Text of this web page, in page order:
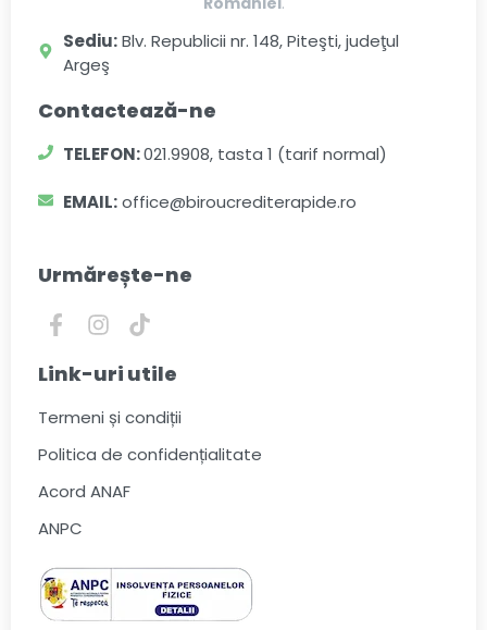
Sediu:Blv. Republicii nr. 148, Piteşti, judeţul
Argeş
Contactează-ne
TELEFON:021.9908, tasta 1 (tarif normal)
EMAIL:office@biroucrediterapide.ro
Urmărește-ne
Link-uri utile
Termeni și condiții
Politica de confidențialitate
Acord ANAF
ANPC